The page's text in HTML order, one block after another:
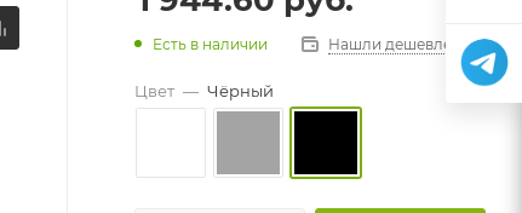
Есть в наличии Нашли дешевле?
Цвет — Чёрный